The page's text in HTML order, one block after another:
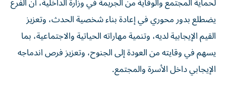
يضطلع بدور محوري في إعادة بناء شخصية الحدث، وتعزيز
القيم الإيجابية لديه، وتنمية مهاراته الحياتية والاجتماعية، بما
يسهم في وقايته من العودة إلى الجنوح، وتعزيز فرص اندماجه
الإيجابي داخل الأسرة والمجتمع.